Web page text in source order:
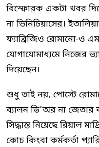
বিস্ফোরক একটা খবর
না ভিনিচিয়াসের।
ফ্যাব্রিজিও রোমানো-ও
যোগাযোমাধ্যমে নিজের
দিয়েছেন।
শুধু তাই নয়, পোস্টে
ব্যালন ডি’অর না জেতার
সিদ্ধান্ত নিয়েছে রিয়াল
কোচ কিংবা কর্মকর্তা